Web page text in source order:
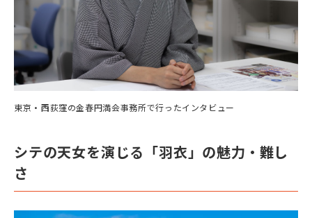
東京・西荻窪の金春円満会事務所で行ったインタビュー
シテの天女を演じる「羽衣」の魅力・難し
さ